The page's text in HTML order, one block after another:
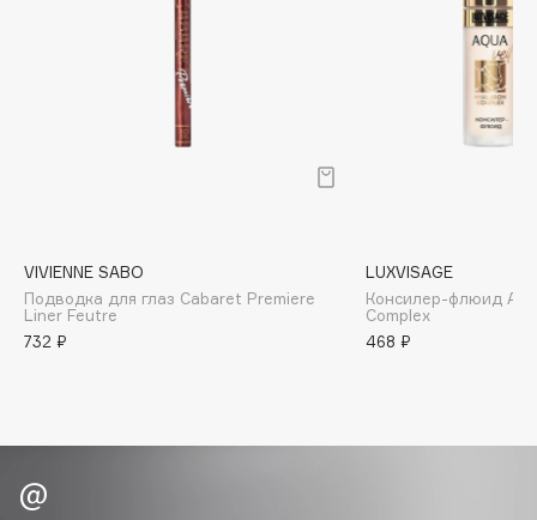
Brunello Cucinelli
Bvlgari
VIVIENNE SABO
Подводка для глаз Cabaret Premiere
Liner Feutre
732 ₽
LUXVISAGE
Консилер-флюид
Complex
468 ₽